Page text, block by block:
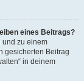
eines Beitrags?
und zu einem
gesicherten Beitrag
in deinem